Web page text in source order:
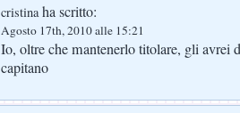
cristinaha scritto:
Agosto 17th, 2010 alle 15:21
Io, oltre che mantenerlo titolare, gli avrei
capitano